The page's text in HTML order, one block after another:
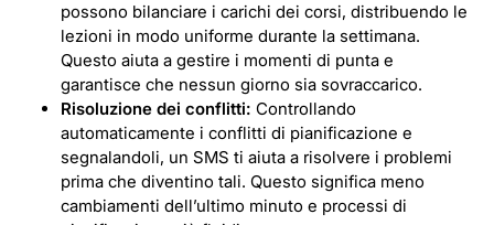
possono bilanciare i carichi dei corsi, distribuendo le
lezioni in modo uniforme durante la settimana.
Questo aiuta a gestire i momenti di punta e
garantisce che nessun giorno sia sovraccarico.
Risoluzione dei conflitti: Controllando
automaticamente i conflitti di pianificazione e
segnalandoli, un SMS ti aiuta a risolvere i problemi
prima che diventino tali. Questo significa meno
cambiamenti dell’ultimo minuto e processi di